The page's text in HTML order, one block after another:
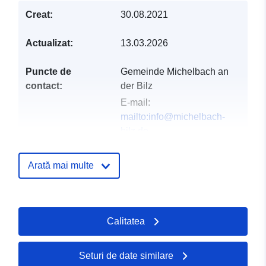
Creat: 30.08.2021
Actualizat: 13.03.2026
Puncte de
contact:
Gemeinde Michelbach an
der Bilz
E-mail:
mailto:info@michelbach-
http://www.michelbach-
bilz.de
Registru catalog: Adăugat la data.europa.eu:
Arată mai multe
Calitatea
Seturi de date similare